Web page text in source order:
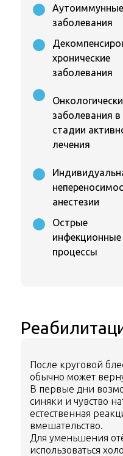
Аутоиммунные
заболевания
хронические
заболевания
заболевания в
стадии
лечения
анестезии
Острые
инфекционные
процессы
После круговой
обычно может
В первые дни
синяки и чувство
естественная
вмешательство.
Для уменьшения
использоваться